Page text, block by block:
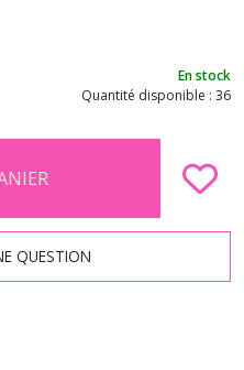
En stock
Quantité disponible : 36
QUESTION